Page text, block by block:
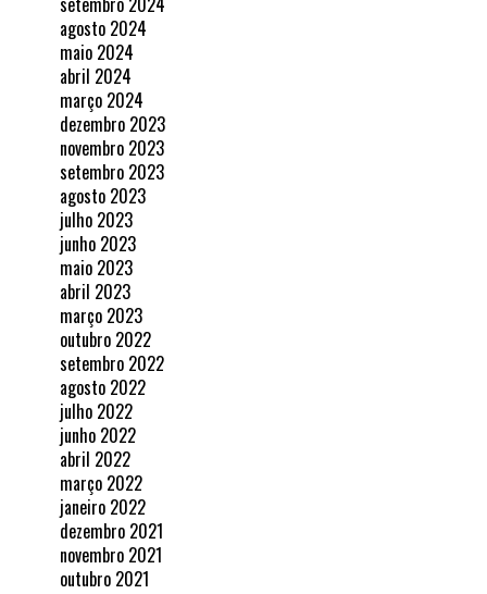
agosto 2024
maio 2024
abril 2024
março 2024
dezembro 2023
novembro 2023
setembro 2023
agosto 2023
julho 2023
junho 2023
maio 2023
abril 2023
março 2023
outubro 2022
setembro 2022
agosto 2022
julho 2022
junho 2022
abril 2022
março 2022
janeiro 2022
dezembro 2021
novembro 2021
outubro 2021